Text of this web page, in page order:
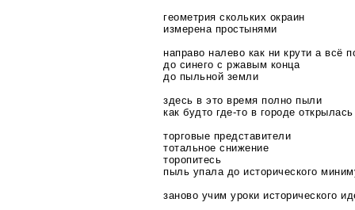
геометрия скольких окраин
измерена простынями
направо налево как ни крути а всё
до синего с ржавым конца
до пыльной земли
здесь в это время полно пыли
как будтогде-то в городе
торговые представители
тотальное снижение
торопитесь
пыль упала до исторического
заново учим уроки исторического